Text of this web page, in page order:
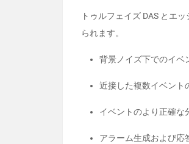
トゥルフェイズ DAS とエッ
られます。
背景ノイズ下でのイベ
近接した複数イベント
イベントのより正確な
アラーム生成および応